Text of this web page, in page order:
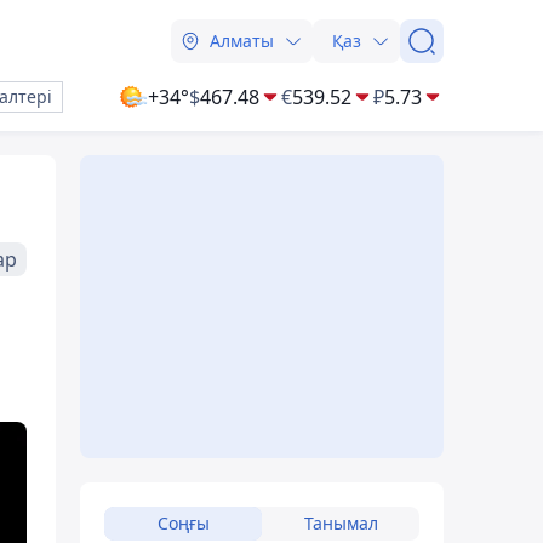
Алматы Қаз
+34°$467.48 €539.52 ₽5.73
Соңғы Танымал